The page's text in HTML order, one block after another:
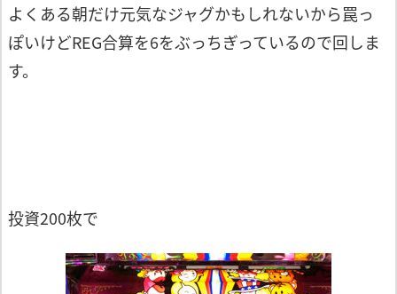
よくある朝だけ元気なジャグかもしれないから罠っ
ぽいけどREG合算を6をぶっちぎっているので回しま
す。
投資200枚で